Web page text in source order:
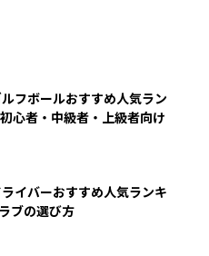
フボールおすすめ人気ラン
心者・中級者・上級者向け
イバーおすすめ人気ランキ
ブの選び方